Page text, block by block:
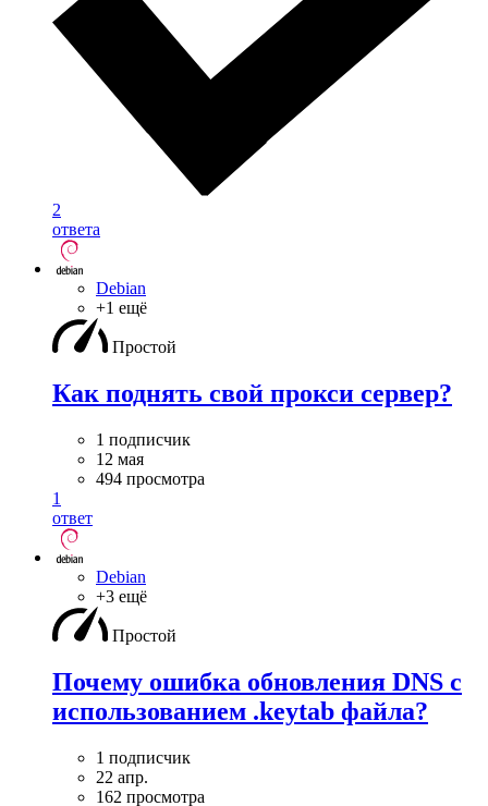
2
ответа
Debian
+1 ещё
Простой
Как поднять свой прокси сервер?
1 подписчик
12 мая
494 просмотра
1
ответ
Debian
+3 ещё
Простой
Почему ошибка обновления DNS с
использованием .keytab файла?
1 подписчик
22 апр.
162 просмотра